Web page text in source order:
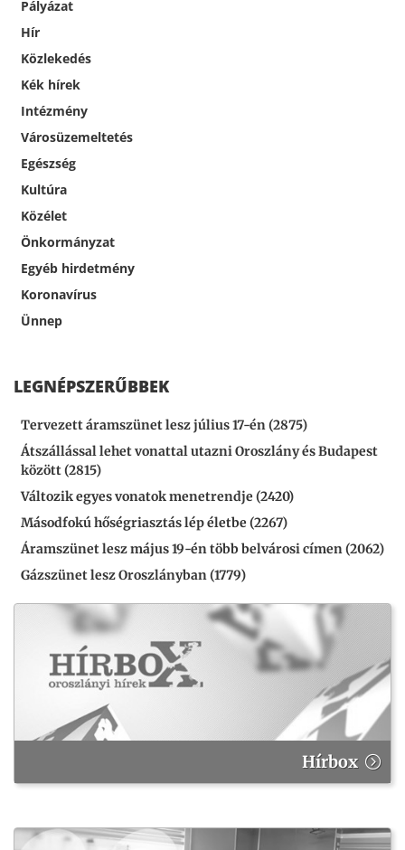
Pályázat
Hír
Közlekedés
Kék hírek
Intézmény
Városüzemeltetés
Egészség
Kultúra
Közélet
Önkormányzat
Egyéb hirdetmény
Koronavírus
Ünnep
LEGNÉPSZERŰBBEK
Tervezett áramszünet lesz július 17-én (2875)
Átszállással lehet vonattal utazni Oroszlány és Budapest
között (2815)
Változik egyes vonatok menetrendje (2420)
Másodfokú hőségriasztás lép életbe (2267)
Áramszünet lesz május 19-én több belvárosi címen (2062)
Gázszünet lesz Oroszlányban (1779)
Hírbox